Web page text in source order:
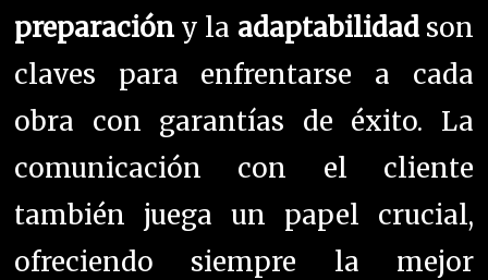
preparación y la adaptabilidadson
claves para enfrentarse a cada
obra con garantías de éxito. La
comunicación con el cliente
también juega un papel crucial,
ofreciendo siempre la mejor